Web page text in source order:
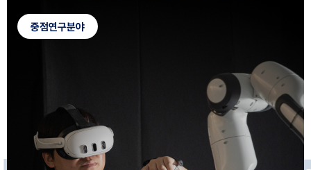
CA S
R
FU TU RE
중점연구분야